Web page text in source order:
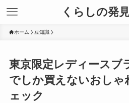
くらしの発
ホーム 豆知識
東京限定レディースブ
でしか買えないおしゃ
ェック